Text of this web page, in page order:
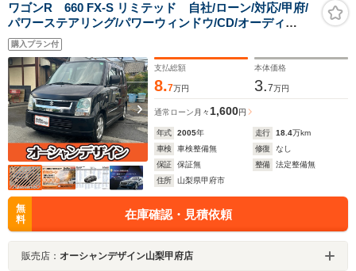
ワゴンR 660 FX-S リミテッド 自社/ローン/対応/甲府/
パワーステアリング/パワーウィンドウ/CD/オーディ
オ/AM・FMラジオ/ABS/フルフラット/衝突安全ボディ/盗
難防止システム/キーレスエントリー/
購入プラン付
支払総額
8.7万円
本体価格
3.7万円
通常ローン 月々1,600円
年式 2005年 走行 18.4万km
車検
車検整備無 修復
なし
保証
保証無 整備
法定整備無
住所
山梨県甲府市
無
料
在庫確認・見積依頼
販売店： オーシャンデザイン山梨甲府店